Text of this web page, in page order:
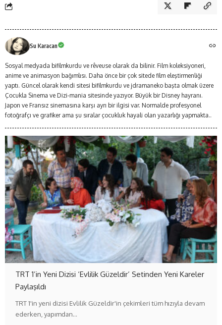
Su Karacan
Sosyal medyada bifilmkurdu ve rêveuse olarak da bilinir. Film koleksiyoneri,
anime ve animasyon bağımlısı. Daha önce bir çok sitede film eleştirmenliği
yaptı. Güncel olarak kendi sitesi bifilmkurdu ve jdramaneko başta olmak üzere
Çocukla Sinema ve Dizi-mania sitesinde yazıyor. Büyük bir Disney hayranı.
Japon ve Fransız sinemasına karşı ayrı bir ilgisi var. Normalde profesyonel
fotoğrafçı ve grafiker ama şu sıralar çocukluk hayali olan yazarlığı yapmakta..
TRT 1’in Yeni Dizisi ‘Evlilik Güzeldir’ Setinden Yeni Kareler
Paylaşıldı
TRT 1'in yeni dizisi Evlilik Güzeldir'in çekimleri tüm hızıyla devam
ederken, yapımdan…